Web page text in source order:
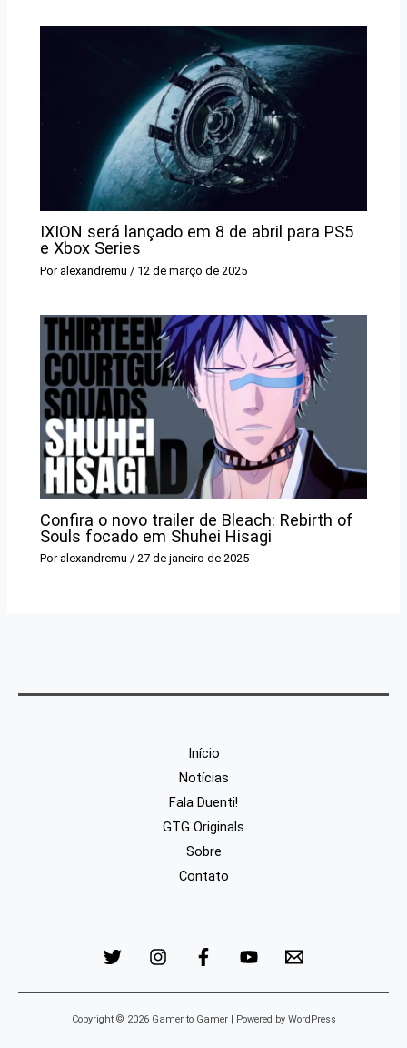
IXION será lançado em 8 de abril para PS5
e Xbox Series
Por alexandremu / 12 de março de 2025
Confira o novo trailer de Bleach: Rebirth of
Souls focado em Shuhei Hisagi
Por alexandremu/27 de janeiro de 2025
Início
Notícias
Fala Duenti!
GTG Originals
Sobre
Contato
Copyright © 2026 Gamer to Gamer | Powered by WordPress